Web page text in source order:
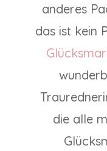
anderes
das ist kein
die alle